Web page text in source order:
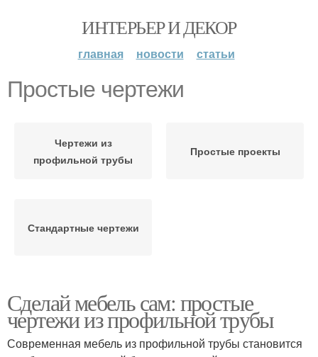
ИНТЕРЬЕР И ДЕКОР
главная новости статьи
Простые чертежи
Чертежи из
профильной трубы
Простые проекты
Стандартные чертежи
Сделай мебель сам: простые
чертежи из профильной трубы
Современная мебель из профильной трубы становится